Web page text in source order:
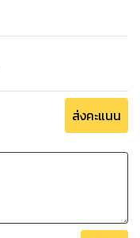
ส่งคะแนน